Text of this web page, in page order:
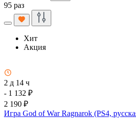
95 раз
Хит
Акция
2 д 14 ч
- 1 132 ₽
2 190 ₽
Игра God of War Ragnarok (PS4,